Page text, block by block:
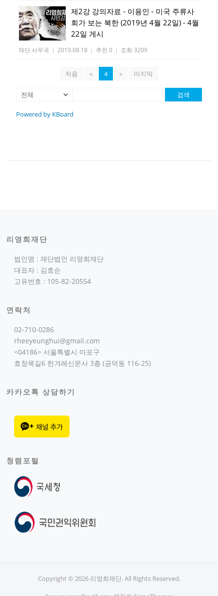
제2강 강의자료 - 이용인 - 미국 주류사
회가 보는 북한 (2019년 4월 22일) - 4월
22일 게시
재단 사무국 | 2019.08.18 | 추천 0 | 조회 3209
처음 « 4 » 마지막
검색
Powered by KBoard
리영희재단
법인명 : 재단법인 리영희재단
대표자 : 김효순
고유번호 : 105-82-20554
연락처
02-710-0286
rheeyeunghui@gmail.com
<04186> 서울특별시 마포구
효창목길6 한겨레신문사 3층 (공덕동 116-25)
카카오톡 상담하기
청렴포털
Copyright © 2026 리영희재단. All Rights Reserved.